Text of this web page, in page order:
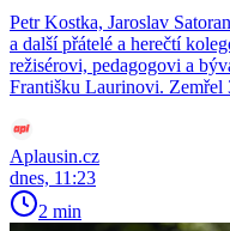
Petr Kostka, Jaroslav
a další přátelé a herečtí
režisérovi, pedagogovi a
Františku Laurinovi. Zemřel
Aplausin.cz
dnes, 11:23
2 min